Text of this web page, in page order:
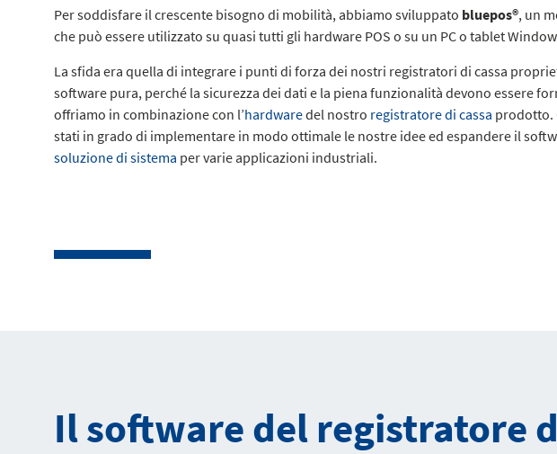
Per soddisfare il crescente bisogno di mobilità, abbiamo sviluppato bluepos®, un
che può essere utilizzato su quasi tutti gli hardware POS o su un PC o tablet
La sfida era quella di integrare i punti di forza dei nostri registratori di cassa
software pura, perché la sicurezza dei dati e la piena funzionalità devono essere
offriamo in combinazione con l’hardwaredel nostro registratore di cassa prodotto.
stati in grado di implementare in modo ottimale le nostre idee ed espandere il
soluzione di sistema per varie applicazioni industriali.
Il software del registratore